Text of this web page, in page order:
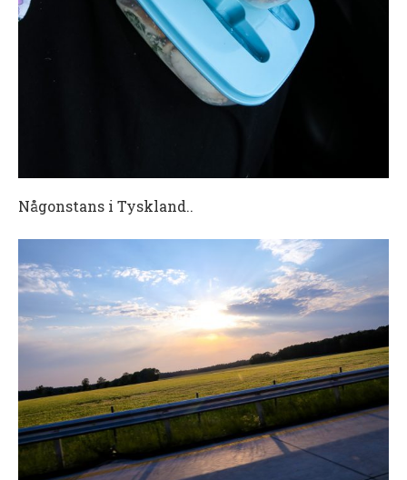
Någonstans i Tyskland..